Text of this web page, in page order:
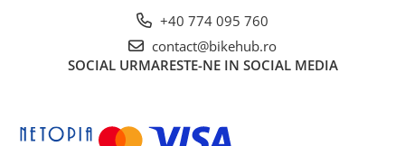
+40 774 095 760
contact@bikehub.ro
SOCIAL URMARESTE-NE IN SOCIAL MEDIA